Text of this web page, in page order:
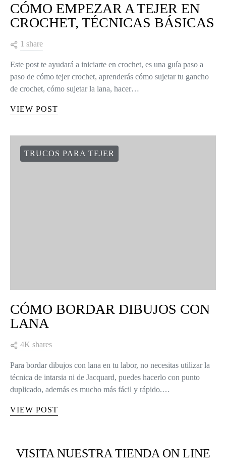
CÓMO EMPEZAR A TEJER EN
CROCHET, TÉCNICAS BÁSICAS
1 share
Este post te ayudará a iniciarte en crochet, es una guía paso a
paso de cómo tejer crochet, aprenderás cómo sujetar tu gancho
de crochet, cómo sujetar la lana, hacer…
VIEW POST
TRUCOS PARA TEJER
CÓMO BORDAR DIBUJOS CON
LANA
4K shares
Para bordar dibujos con lana en tu labor, no necesitas utilizar la
técnica de intarsia ni de Jacquard, puedes hacerlo con punto
duplicado, además es mucho más fácil y rápido.…
VIEW POST
VISITA NUESTRA TIENDA ON LINE